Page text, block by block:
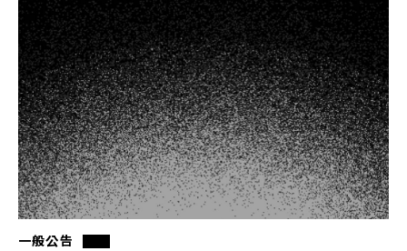
一般公告